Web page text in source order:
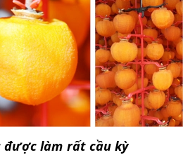
được làm rất cầu kỳ